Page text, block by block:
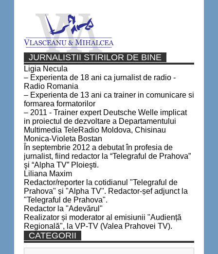
JURNALISTII STIRILOR DE BINE
Ligia Necula
– Experienta de 18 ani ca jurnalist de radio -
Radio Romania
– Experienta de 13 ani ca trainer in comunicare si
formarea formatorilor
– 2011 - Trainer expert Deutsche Welle implicat
in proiectul de dezvoltare a Departamentului
Multimedia TeleRadio Moldova, Chisinau
Monica-Violeta Bostan
În septembrie 2012 a debutat în profesia de
jurnalist, fiind redactor la “Telegraful de Prahova”
şi “Alpha TV” Ploieşti.
Liliana Maxim
Redactor/reporter la cotidianul "Telegraful de
Prahova" și "Alpha TV". Redactor-șef adjunct la
"Telegraful de Prahova".
Redactor la "Adevărul"
Realizator și moderator al emisiunii "Audiență
Regională", la VP-TV (Valea Prahovei TV).
CATEGORII
Categorii